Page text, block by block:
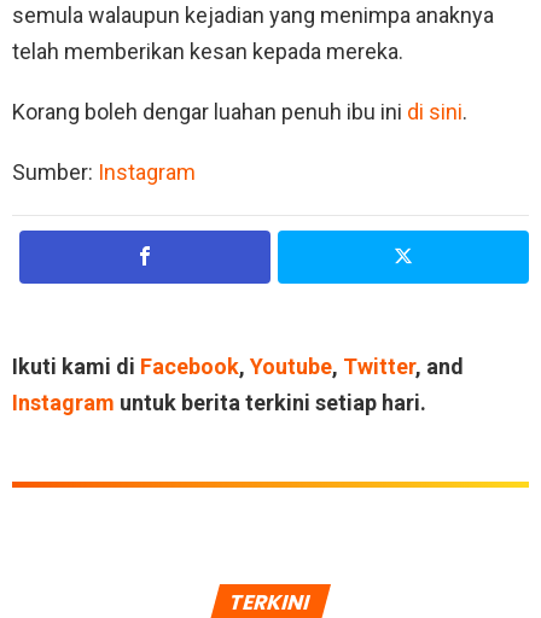
semula walaupun kejadian yang menimpa anaknya
telah memberikan kesan kepada mereka.
Korang boleh dengar luahan penuh ibu ini di sini.
Sumber: Instagram
Ikuti kami di Facebook, Youtube, Twitter, and
Instagram untuk berita terkini setiap hari.
TERKINI